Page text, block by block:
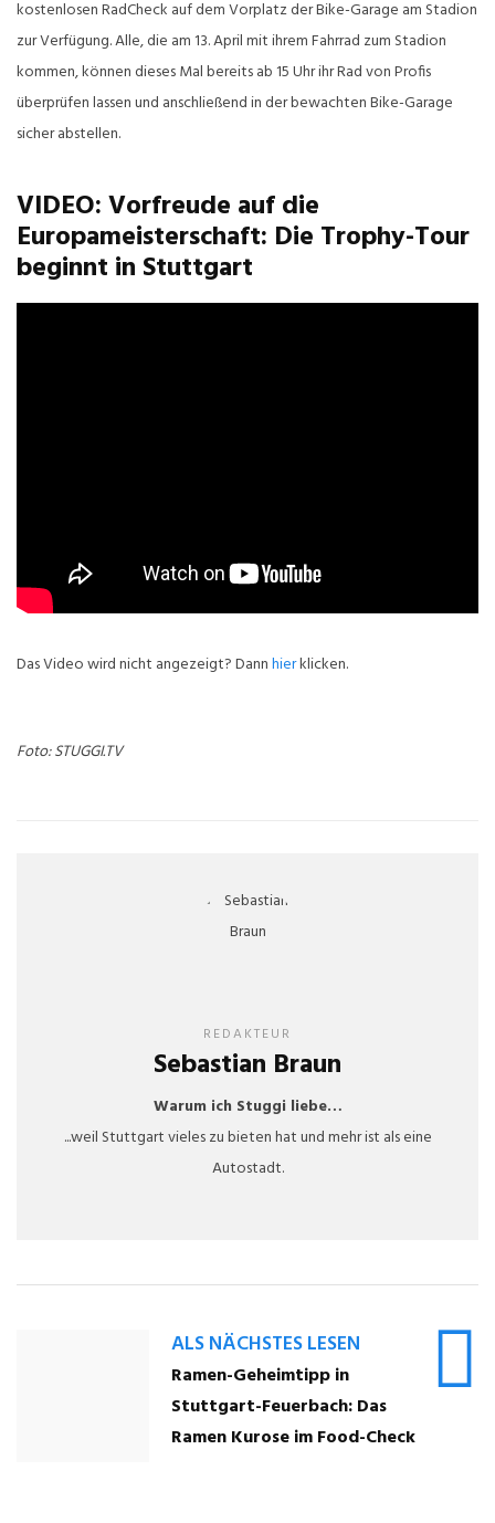
kostenlosen RadCheck auf dem Vorplatz der Bike-Garage am Stadion
zur Verfügung. Alle, die am 13. April mit ihrem Fahrrad zum Stadion
kommen, können dieses Mal bereits ab 15 Uhr ihr Rad von Profis
überprüfen lassen und anschließend in der bewachten Bike-Garage
sicher abstellen.
VIDEO: Vorfreude auf die
Europameisterschaft: Die Trophy-Tour
beginnt in Stuttgart
Das Video wird nicht angezeigt? Dannhierklicken.
Foto: STUGGI.TV
REDAKTEUR
Sebastian Braun
Warum ich Stuggi liebe…
...weil Stuttgart vieles zu bieten hat und mehr ist als eine
Autostadt.
ALS NÄCHSTES LESEN
Ramen-Geheimtipp in
Stuttgart-Feuerbach: Das
Ramen Kurose im Food-Check